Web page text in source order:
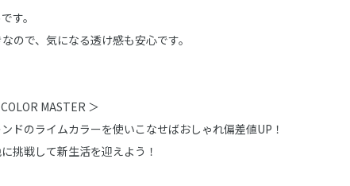
す。
ので、気になる透け感も安心です。
MASTER ＞
ドのライムカラーを使いこなせばおしゃれ偏差値UP！
挑戦して新生活を迎えよう！